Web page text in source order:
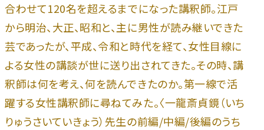
合わせて120名を超えるまでになった講釈師。江戸
から明治、大正、昭和と、主に男性が読み継いできた
芸であったが、平成、令和と時代を経て、女性目線に
よる女性の講談が世に送り出されてきた。その時、講
釈師は何を考え、何を読んできたのか。第一線で活
躍する女性講釈師に尋ねてみた。〈一龍斎貞鏡（いち
りゅうさいていきょう）先生の前編/中編/後編のうち